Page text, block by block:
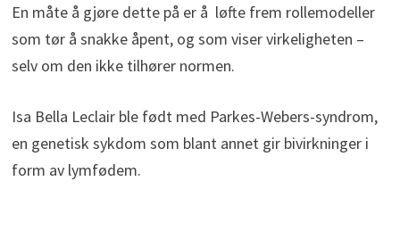
En måte å gjøre dette på er å løfte frem rollemodeller
som tør å snakke åpent, og som viser virkeligheten –
selv om den ikke tilhører normen.
Isa Bella Leclair ble født med Parkes-Webers-syndrom,
en genetisk sykdom som blant annet gir bivirkninger i
form av lymfødem.